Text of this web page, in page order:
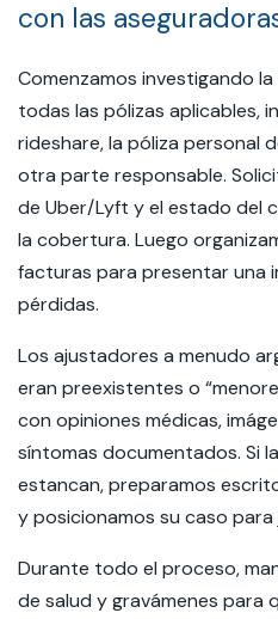
con las
Comenzamos investigando
todas las pólizas aplicables,
rideshare, la póliza personal
otra parte responsable.
de Uber/Lyft y el estado del
la cobertura. Luego
facturas para presentar una
pérdidas.
Los ajustadores a menudo
eran preexistentes o
con opiniones médicas,
síntomas documentados. Si
estancan, preparamos
y posicionamos su caso
Durante todo el proceso,
de salud y gravámenes para